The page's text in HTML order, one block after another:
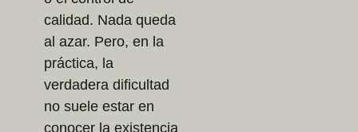
calidad. Nada queda
al azar. Pero, en la
práctica, la
verdadera dificultad
no suele estar en
conocer la existencia